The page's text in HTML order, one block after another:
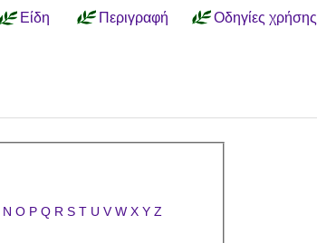
Είδη Περιγραφή Οδηγίες χρήσης
N O P Q R S T U V W X Y Z